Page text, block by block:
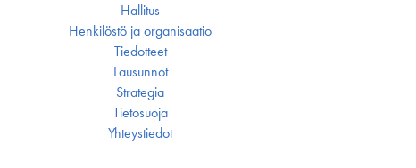
Hallitus
Henkilöstö ja organisaatio
Tiedotteet
Lausunnot
Strategia
Tietosuoja
Yhteystiedot